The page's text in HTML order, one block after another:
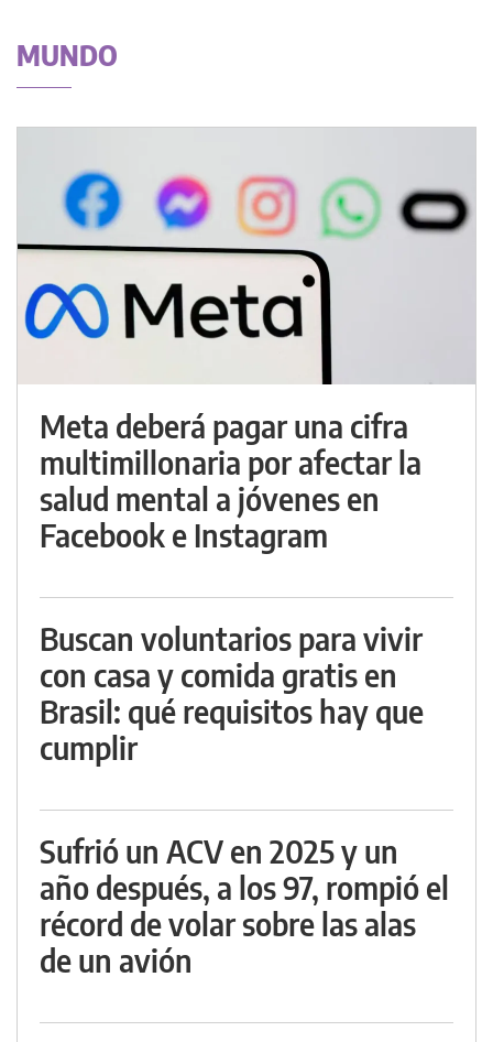
MUNDO
Meta deberá pagar una cifra
multimillonaria por afectar la
salud mental a jóvenes en
Facebook e Instagram
Buscan voluntarios para vivir
con casa y comida gratis en
Brasil: qué requisitos hay que
cumplir
Sufrió un ACV en 2025 y un
año después, a los 97, rompió el
récord de volar sobre las alas
de un avión